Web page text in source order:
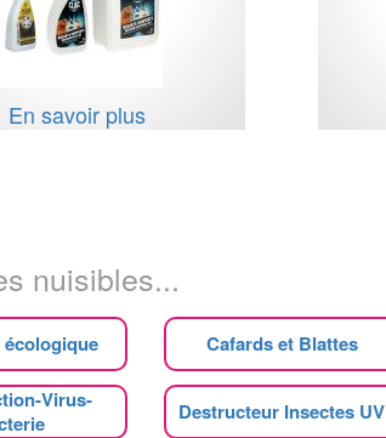
En savoir plus
nuisibles...
Cafards et Blattes
Virus-
Destructeur Insectes UV